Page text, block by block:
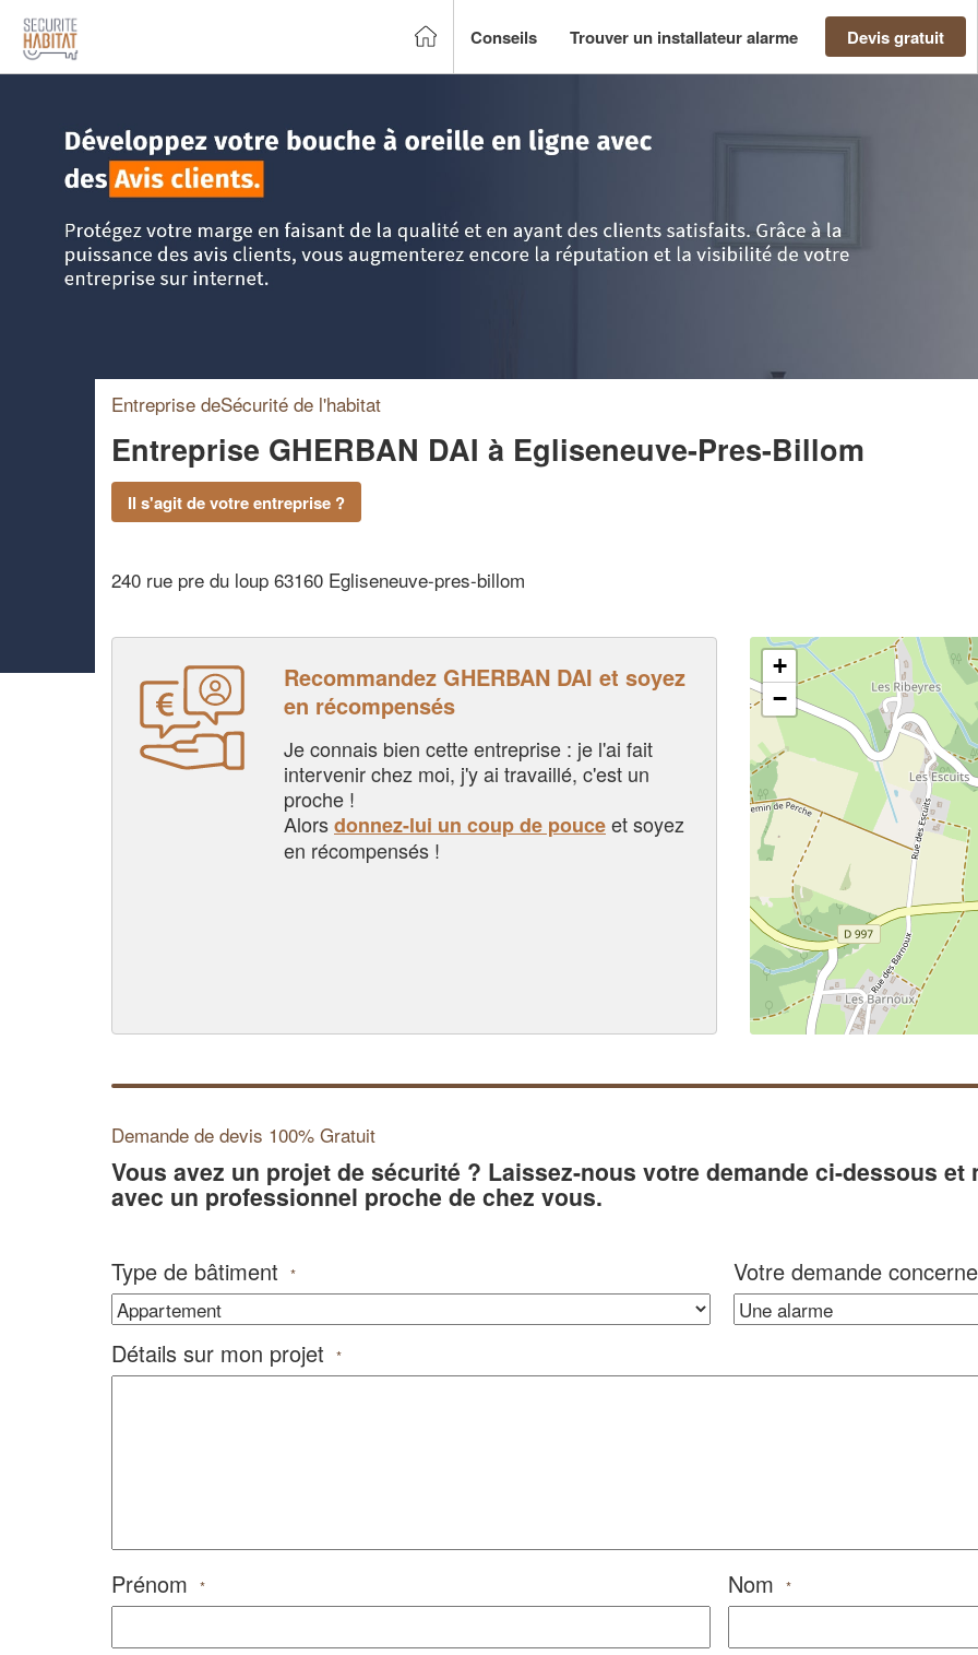
Conseils Trouver un installateur alarme Devis gratuit
Entreprise deSécurité de l'habitat
Entreprise GHERBAN DAI à Egliseneuve-Pres-Billom
Il s'agit de votre entreprise ?
240 rue pre du loup 63160 Egliseneuve-pres-billom
Recommandez GHERBAN DAI et soyez
en récompensés
Je connais bien cette entreprise : je l'ai fait
intervenir chez moi, j'y ai travaillé, c'est un
proche !
Alorsdonnez-lui un coup de pouceet soyez
en récompensés !
+
−
Demande de devis 100% Gratuit
Vous avez un projet de sécurité ? Laissez-nous votre demande ci-dessous
avec un professionnel proche de chez vous.
Type de bâtiment * Votre demande concerne
Détails sur mon projet *
Prénom * Nom *